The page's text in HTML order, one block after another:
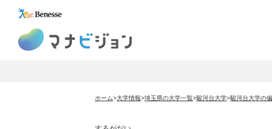
ホーム>大学情報>埼玉県の大学一覧>駿河台大学>駿河台大学の